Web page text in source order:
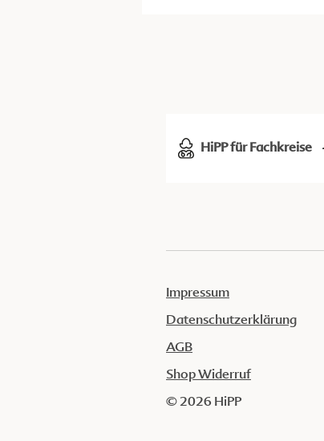
HiPP für Fachkreise
Impressum
Datenschutzerklärung
AGB
Shop Widerruf
© 2026 HiPP